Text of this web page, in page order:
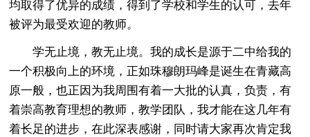
均取得了优异的成绩，得到了学校和学生的认可，去年
被评为最受欢迎的教师。
学无止境，教无止境。我的成长是源于二中给我的
一个积极向上的环境，正如珠穆朗玛峰是诞生在青藏高
原一般，也正因为我周围有着一大批的认真，负责，有
着崇高教育理想的教师，教学团队，我才能在这几年有
着长足的进步，在此深表感谢，同时请大家再次肯定我